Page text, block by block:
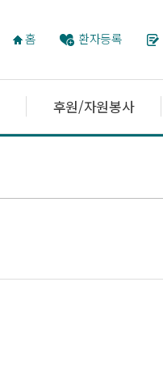
홈 환자등록
후원/자원봉사